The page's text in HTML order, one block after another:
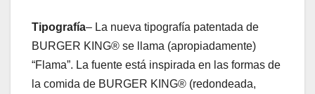
Tipografía– La nueva tipografía patentada de
BURGER KING® se llama (apropiadamente)
“Flama”. La fuente está inspirada en las formas de
la comida de BURGER KING® (redondeada,